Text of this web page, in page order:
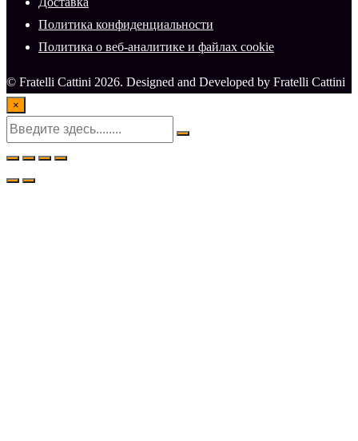
Политика конфиденциальности
Политика о веб-аналитике и файлах cookie
© Fratelli Cattini 2026. Designed and Developed by Fratelli Cattini
×